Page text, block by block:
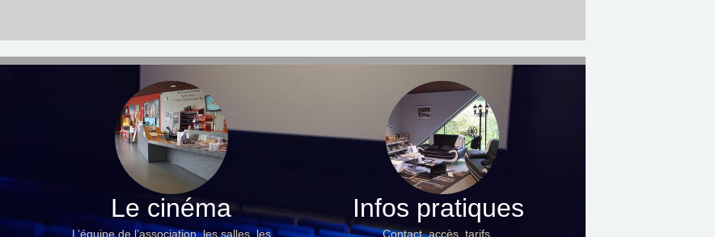
Le cinéma
L’équipe de l’association, les salles, les
Infos pratiques
Contact, accès, tarifs…